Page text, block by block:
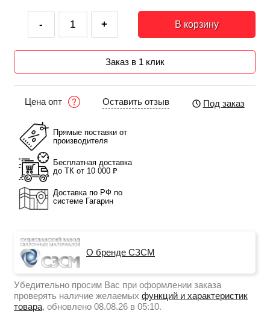
- + В корзину
Заказ в 1 клик
Цена опт Оставить отзыв Под заказ
Прямые поставки от
производителя
Бесплатная доставка
до ТК от 10 000 ₽
Доставка по РФ по
системе Гагарин
О бренде СЗСМ
Убедительно просим Вас при оформлении заказа
проверять наличие желаемых функций и характеристик
товара, обновлено 08.08.26 в 05:10.